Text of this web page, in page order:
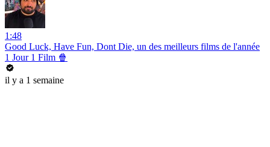
1:48
Good Luck, Have Fun, Dont Die, un des meilleurs films de l'année
1 Jour 1 Film 🍿
il y a 1 semaine